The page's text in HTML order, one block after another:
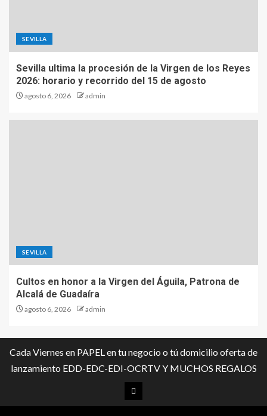
SEVILLA
Sevilla ultima la procesión de la Virgen de los Reyes
2026: horario y recorrido del 15 de agosto
agosto 6, 2026 admin
SEVILLA
Cultos en honor a la Virgen del Águila, Patrona de
Alcalá de Guadaíra
agosto 6, 2026 admin
Cada Viernes en PAPEL en tu negocio o tú domicilio oferta de
lanzamiento EDD-EDC-EDI-OCRTV Y MUCHOS REGALOS